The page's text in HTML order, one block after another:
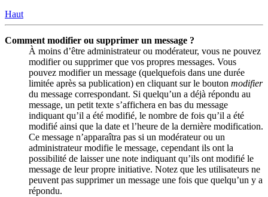
Haut
Comment modifier ou supprimer un message ?
À moins d’être administrateur ou modérateur, vous ne pouvez
modifier ou supprimer que vos propres messages. Vous
pouvez modifier un message (quelquefois dans une durée
limitée après sa publication) en cliquant sur le bouton modifier
du message correspondant. Si quelqu’un a déjà répondu au
message, un petit texte s’affichera en bas du message
indiquant qu’il a été modifié, le nombre de fois qu’il a été
modifié ainsi que la date et l’heure de la dernière modification.
Ce message n’apparaîtra pas si un modérateur ou un
administrateur modifie le message, cependant ils ont la
possibilité de laisser une note indiquant qu’ils ont modifié le
message de leur propre initiative. Notez que les utilisateurs ne
peuvent pas supprimer un message une fois que quelqu’un y a
répondu.